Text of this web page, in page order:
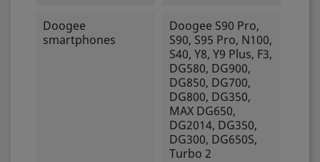
Doogee
smartphones
Doogee S90 Pro,
S90, S95 Pro, N100,
S40, Y8, Y9 Plus, F3,
DG580, DG900,
DG850, DG700,
DG800, DG350,
MAX DG650,
DG2014, DG350,
DG300, DG650S,
Turbo 2